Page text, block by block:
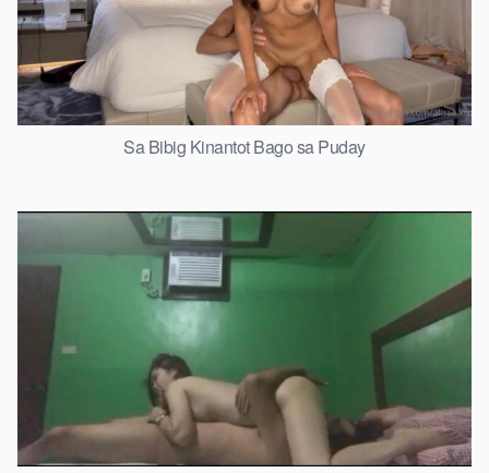
Sa Bibig Kinantot Bago sa Puday